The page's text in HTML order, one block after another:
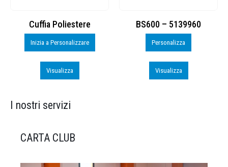
Cuffia Poliestere
Inizia a Personalizzare
Visualizza
BS600 – 5139960
Personalizza
Visualizza
I nostri servizi
CARTA CLUB